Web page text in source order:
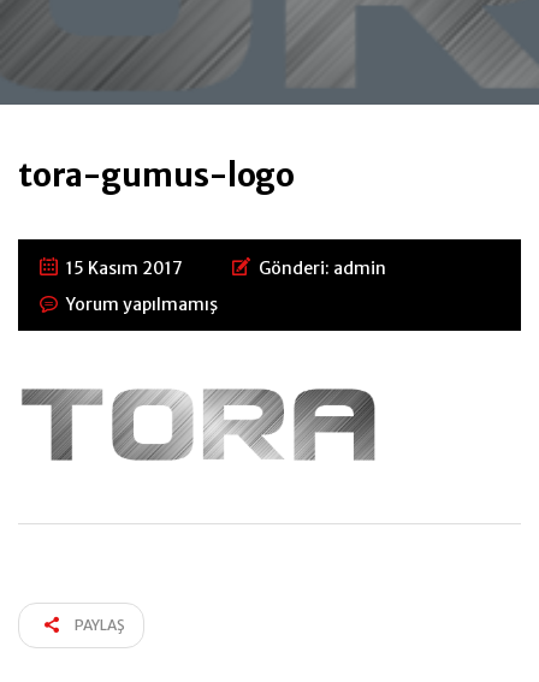
tora-gumus-logo
15 Kasım 2017 Gönderi: admin
Yorum yapılmamış
PAYLAŞ